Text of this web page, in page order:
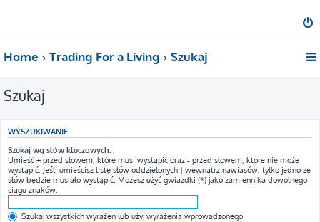
Home Trading For a Living Szukaj
Szukaj
WYSZUKIWANIE
Szukaj wg słów kluczowych:
Umieść + przed słowem, które musi wystąpić oraz - przed słowem, które nie może
wystąpić. Jeśli umieścisz listę słów oddzielonych | wewnątrz nawiasów, tylko jedno ze
słów będzie musiało wystąpić. Możesz użyć gwiazdki (*) jako zamiennika dowolnego
ciągu znaków.
Szukaj wszystkich wyrażeń lub użyj wyrażenia wprowadzonego